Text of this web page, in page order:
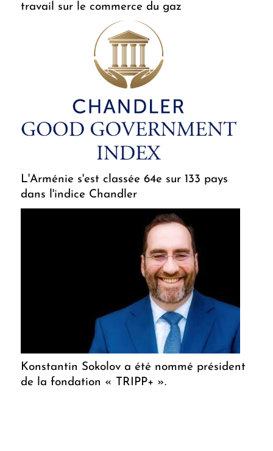
travail sur le commerce du gaz
L'Arménie s'est classée 64e sur 133 pays
dans l'indice Chandler
Konstantin Sokolov a été nommé président
de la fondation « TRIPP+ ».